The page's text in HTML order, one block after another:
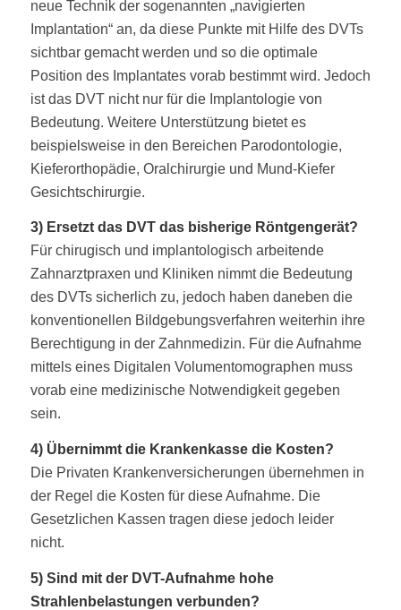
neue Technik der sogenannten „navigierten
Implantation“ an, da diese Punkte mit Hilfe des DVTs
sichtbar gemacht werden und so die optimale
Position des Implantates vorab bestimmt wird. Jedoch
ist das DVT nicht nur für die Implantologie von
Bedeutung. Weitere Unterstützung bietet es
beispielsweise in den Bereichen Parodontologie,
Kieferorthopädie, Oralchirurgie und Mund-Kiefer
Gesichtschirurgie.
3) Ersetzt das DVT das bisherige Röntgengerät?
Für chirugisch und implantologisch arbeitende
Zahnarztpraxen und Kliniken nimmt die Bedeutung
des DVTs sicherlich zu, jedoch haben daneben die
konventionellen Bildgebungsverfahren weiterhin ihre
Berechtigung in der Zahnmedizin. Für die Aufnahme
mittels eines Digitalen Volumentomographen muss
vorab eine medizinische Notwendigkeit gegeben
sein.
4) Übernimmt die Krankenkasse die Kosten?
Die Privaten Krankenversicherungen übernehmen in
der Regel die Kosten für diese Aufnahme. Die
Gesetzlichen Kassen tragen diese jedoch leider
nicht.
5) Sind mit der DVT-Aufnahme hohe
Strahlenbelastungen verbunden?